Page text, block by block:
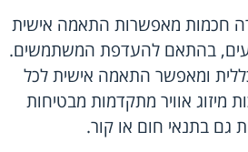
חכמות מאפשרות התאמה אישית
בהתאם להעדפת המשתמשים.
ומאפשר התאמה אישית לכל
מיזוג אוויר מתקדמות מבטיחות
גם בתנאי חום או קור.